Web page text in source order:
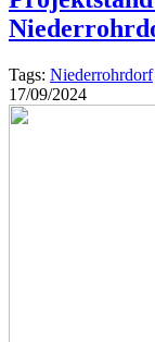
Tags: Niederrohrdorf
17/09/2024